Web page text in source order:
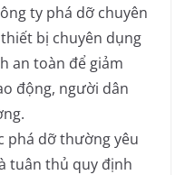
ty phá dỡ chuyên
bị chuyên dụng
an toàn để giảm
động, người dân
phá dỡ thường yêu
tuân thủ quy định